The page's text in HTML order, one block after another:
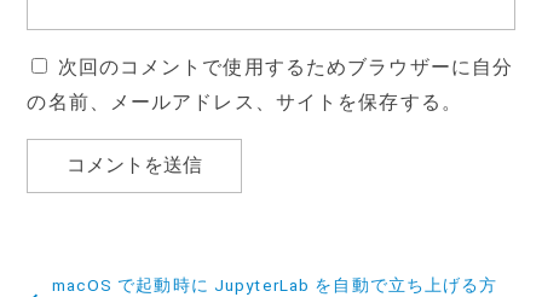
次回のコメントで使用するためブラウザーに自分
の名前、メールアドレス、サイトを保存する。
macOS で起動時に JupyterLab を自動で立ち上げる方